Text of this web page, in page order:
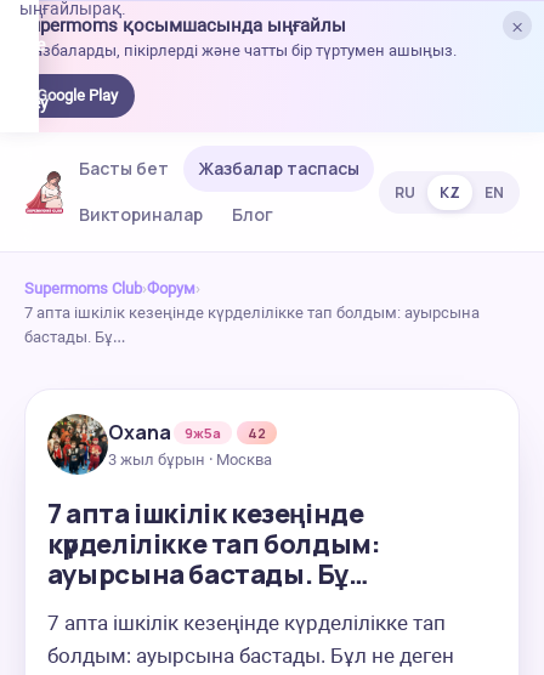
×
Supermoms қосымшасында ыңғайлы
Жазбаларды, пікірлерді және чатты бір түртумен ашыңыз.
Google Play
ыңғайлырақ.
Басты бет
Жазбалар таспасы
Викториналар
Блог
RU KZ EN
Supermoms Club›Форум›
7 апта ішкілік кезеңінде күрделілікке тап болдым: ауырсына
бастады. Бұ…
Oxana 9ж5а
42
3 жыл бұрын · Москва
7 апта ішкілік кезеңінде
күрделілікке тап болдым:
ауырсына бастады. Бұ…
7 апта ішкілік кезеңінде күрделілікке тап
болдым: ауырсына бастады. Бұл не деген